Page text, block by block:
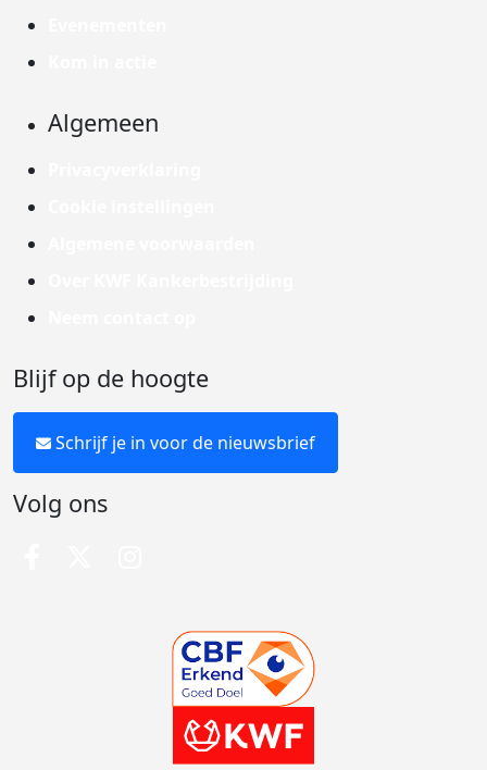
Algemeen
Blijf op de hoogte
Schrijf je in voor de nieuwsbrief
Volg ons